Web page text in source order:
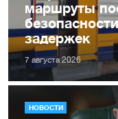
маршруты
задержек
7 августа 2026
НОВОСТИ